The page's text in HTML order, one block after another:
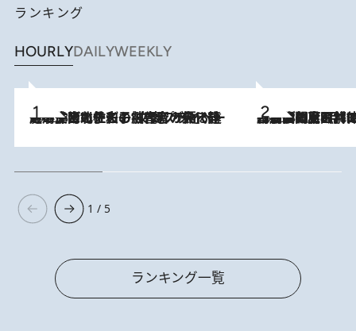
ランキング
HOURLYDAILYWEEKLY
2026.8.3
《「文士の子ども被害者の会」発足！》阿川佐和子（72）が語る遠藤周作に北杜夫、劇作家・矢代静一の子どもたちの“文豪プライベート事件簿” 2026.8.8
「最後に見られてよかった」上野動物園の東園パンダ舎が解体前に特別公開。8月16日まで延長されたパネル展と共に辿る“半世紀”のパンダ飼育《解体工事の図面あり》
1 / 5
ランキング一覧